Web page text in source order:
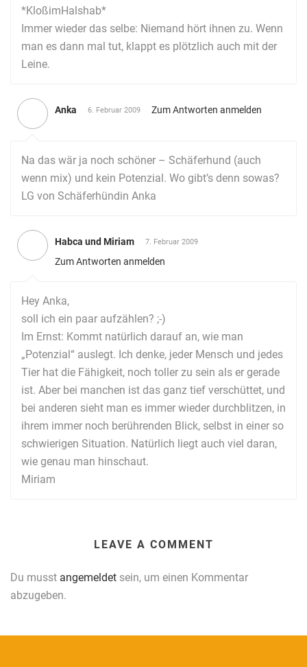
*KloßimHalshab*
Immer wieder das selbe: Niemand hört ihnen zu. Wenn
man es dann mal tut, klappt es plötzlich auch mit der
Leine.
Anka 6. Februar 2009 Zum Antworten anmelden
Na das wär ja noch schöner – Schäferhund (auch
wenn mix) und kein Potenzial. Wo gibt’s denn sowas?
LG von Schäferhündin Anka
Habca und Miriam 7. Februar 2009
Zum Antworten anmelden
Hey Anka,
soll ich ein paar aufzählen? ;-)
Im Ernst: Kommt natürlich darauf an, wie man
„Potenzial“ auslegt. Ich denke, jeder Mensch und jedes
Tier hat die Fähigkeit, noch toller zu sein als er gerade
ist. Aber bei manchen ist das ganz tief verschüttet, und
bei anderen sieht man es immer wieder durchblitzen, in
ihrem immer noch berührenden Blick, selbst in einer so
schwierigen Situation. Natürlich liegt auch viel daran,
wie genau man hinschaut.
Miriam
LEAVE A COMMENT
Du musst angemeldet sein, um einen Kommentar
abzugeben.